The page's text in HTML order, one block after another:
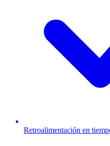
Retroalimentación en